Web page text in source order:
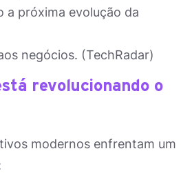
a próxima evolução da
negócios. (TechRadar)
revolucionando o
modernos enfrentam um